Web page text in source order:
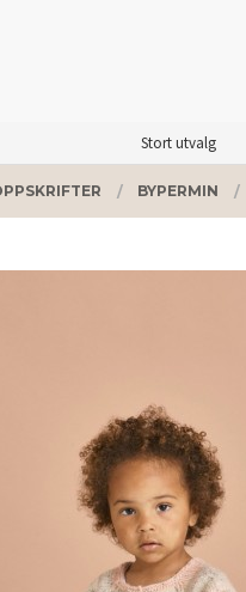
Stort utvalg
BYPERMIN